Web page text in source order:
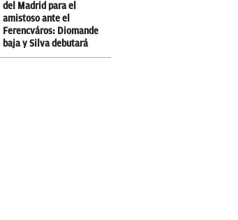
del Madrid para el
amistoso ante el
Ferencváros: Diomande
baja y Silva debutará